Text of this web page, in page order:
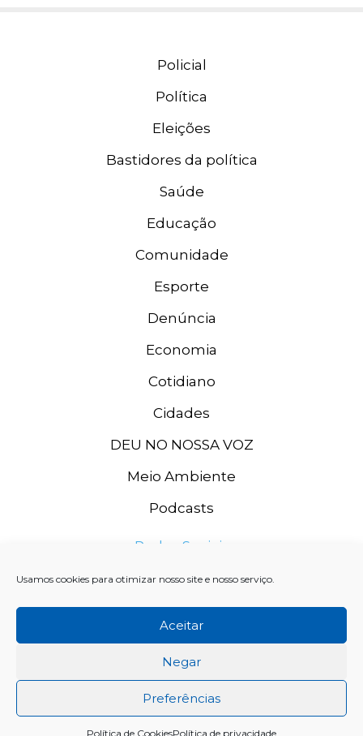
Usamos cookies para otimizar nosso site e nosso serviço.
Aceitar
Negar
Preferências
Política de CookiesPolítica de privacidade
Policial
Política
Eleições
Bastidores da política
Saúde
Educação
Comunidade
Esporte
Denúncia
Economia
Cotidiano
Cidades
DEU NO NOSSA VOZ
Meio Ambiente
Podcasts
Redes Sociais